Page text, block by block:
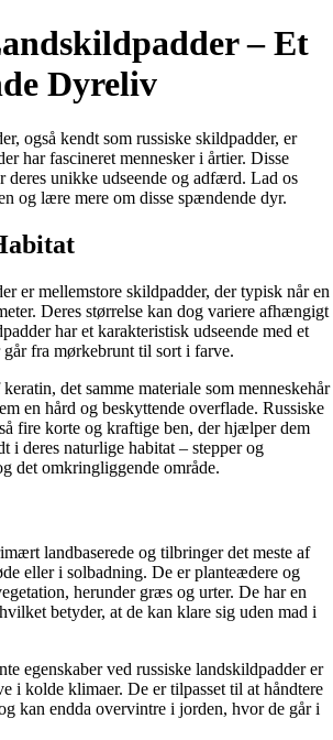
– Et
Dyreliv
også kendt som russiske skildpadder, er
har fascineret mennesker i årtier. Disse
deres unikke udseende og adfærd. Lad os
og lære mere om disse spændende dyr.
er mellemstore skildpadder, der typisk når en
Deres størrelse kan dog variere afhængigt
har et karakteristisk udseende med et
fra mørkebrunt til sort i farve.
det samme materiale som menneskehår
en hård og beskyttende overflade. Russiske
fire korte og kraftige ben, der hjælper dem
i deres naturlige habitat – stepper og
det omkringliggende område.
landbaserede og tilbringer det meste af
eller i solbadning. De er planteædere og
herunder græs og urter. De har en
betyder, at de kan klare sig uden mad i
egenskaber ved russiske landskildpadder er
i kolde klimaer. De er tilpasset til at håndtere
kan endda overvintre i jorden, hvor de går i